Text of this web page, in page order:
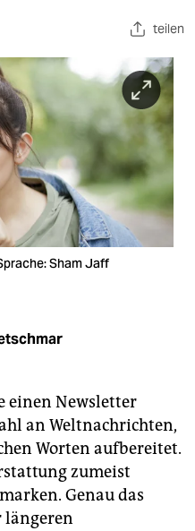
teilen
Sham Jaff
einen Newsletter
an Weltnachrichten,
Worten aufbereitet.
zumeist
Genau das
längeren